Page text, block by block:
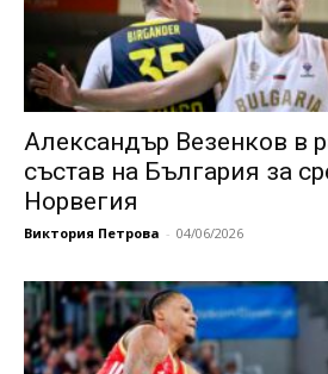
Александър Везенков в
състав на България за
Норвегия
Виктория Петрова - 04/06/2026